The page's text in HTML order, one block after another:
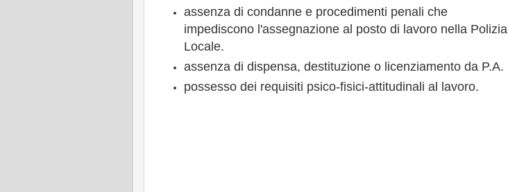
assenza di condanne e procedimenti penali che
impediscono l'assegnazione al posto di lavoro nella Polizia
Locale.
assenza di dispensa, destituzione o licenziamento da P.A.
possesso dei requisiti psico-fisici-attitudinali al lavoro.